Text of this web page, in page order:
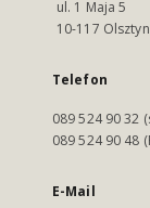
ul. 1 Maja 5
10-117 Olsztyn
Telefon
089 524 90 32
089 524 90 48
E-Mail